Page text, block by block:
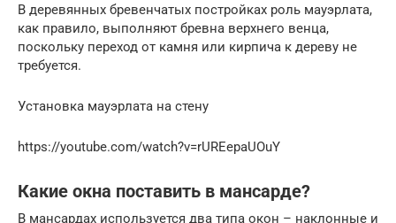
В деревянных бревенчатых постройках роль мауэрлата,
как правило, выполняют бревна верхнего венца,
поскольку переход от камня или кирпича к дереву не
требуется.
Установка мауэрлата на стену
https://youtube.com/watch?v=rUREepaUOuY
Какие окна поставить в мансарде?
В мансардах используется два типа окон – наклонные и